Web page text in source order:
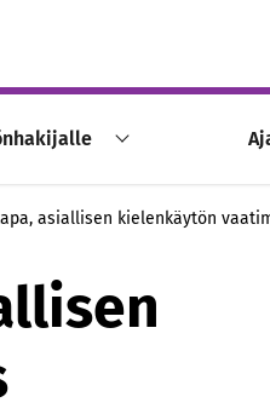
asiallisen kielenkäytön